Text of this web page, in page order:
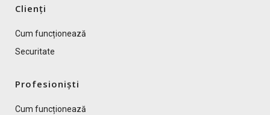
Clienți
Cum funcționează
Securitate
Profesioniști
Cum funcționează